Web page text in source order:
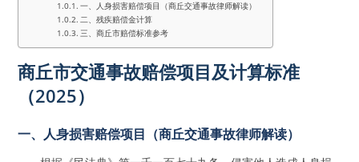
一、人身损害赔偿项目（商丘交通事故律师解读）
二、残疾赔偿金计算
三、商丘市赔偿标准参考
商丘市交通事故赔偿项目及计算标准
（2025）
一、人身损害赔偿项目（商丘交通事故律师解读）